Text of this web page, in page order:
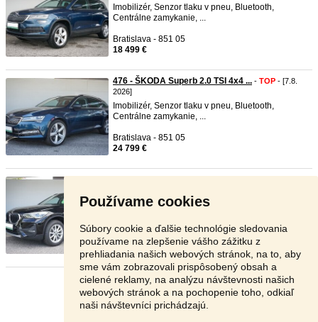
Používame cookies
Súbory cookie a ďalšie technológie sledovania
používame na zlepšenie vášho zážitku z
prehliadania našich webových stránok, na to, aby
sme vám zobrazovali prispôsobený obsah a
cielené reklamy, na analýzu návštevnosti našich
webových stránok a na pochopenie toho, odkiaľ
naši návštevníci prichádzajú.
Imobilizér, Senzor tlaku v pneu, Bluetooth,
Centrálne zamykanie, ...
Bratislava - 851 05
18 499 €
476 - ŠKODA Superb 2.0 TSI 4x4 ... - TOP - [7.8.
2026]
Imobilizér, Senzor tlaku v pneu, Bluetooth,
Centrálne zamykanie, ...
Bratislava - 851 05
24 799 €
Imobilizér, Senzor tlaku v pneu, Bluetooth,
Bratislava - 851 05
21 899 €
Stránka: 1 2 3 Ďalšia